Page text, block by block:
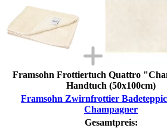
Framsohn Frottiertuch Quattro
Handtuch (50x100cm)
Framsohn Zwirnfrottier
Champagner
Gesamtpreis: